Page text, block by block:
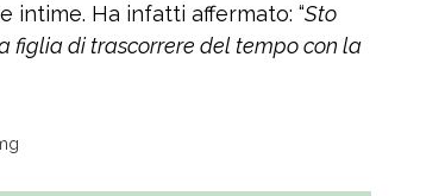
intime. Ha infatti affermato: “Sto
figlia di trascorrere del tempo con la